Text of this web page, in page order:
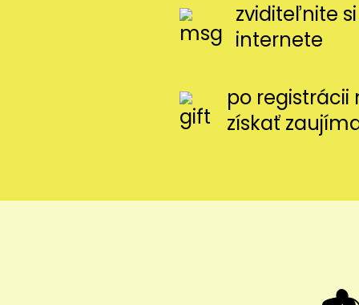
zviditeľnite
internete
po
získať